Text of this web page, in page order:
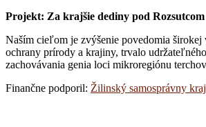
Projekt: Za krajšie dediny pod Rozsutcom
Naším cieľom je zvýšenie povedomia širokej
ochrany prírody a krajiny, trvalo
zachovávania genia loci mikroregiónu
Finančne podporil: Žilinský samosprávny kraj